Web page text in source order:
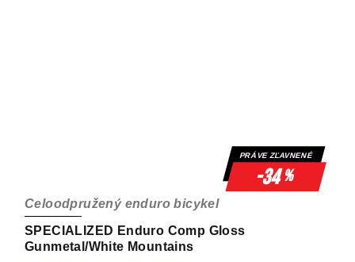
PRÁVE ZĽAVNENÉ
-34%
SPECIALIZED Enduro Comp Gloss
Gunmetal/White Mountains
Celoodpružený enduro bicykel